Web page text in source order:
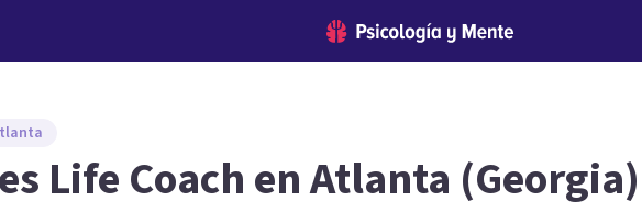
Life Coach en Atlanta (Georgia)